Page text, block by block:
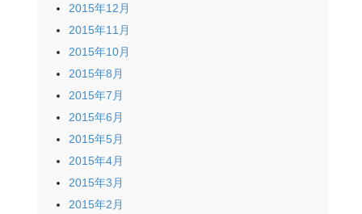
2015年12月
2015年11月
2015年10月
2015年8月
2015年7月
2015年6月
2015年5月
2015年4月
2015年3月
2015年2月